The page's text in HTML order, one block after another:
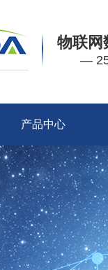
物联网
—
产品中心